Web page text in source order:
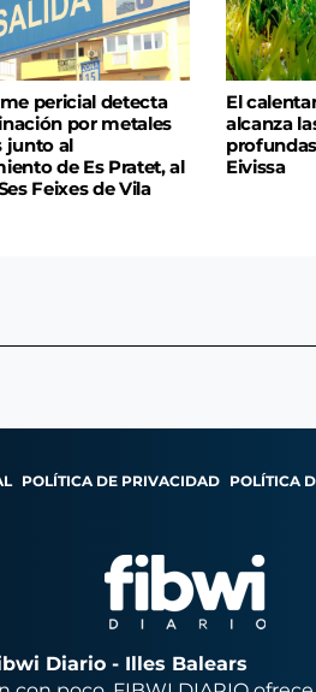
pericial detecta
por metales
junto al
de Es Pratet, al
Feixes de Vila
El
alcanza
Eivissa
POLÍTICA DE PRIVACIDAD POLÍTICA
Diario - Illes Balears